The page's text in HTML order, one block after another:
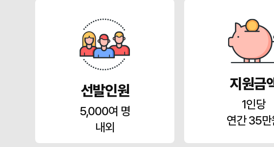
선발인원
5,000여 명
내외
지원금
1인당
연간 35만